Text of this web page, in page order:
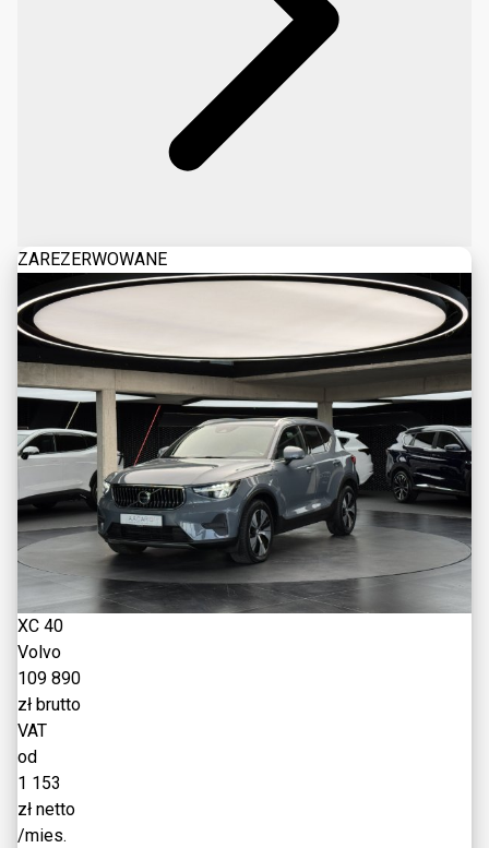
ZAREZERWOWANE
XC 40
Volvo
109 890
zł brutto
VAT
od
1 153
zł netto
/mies.